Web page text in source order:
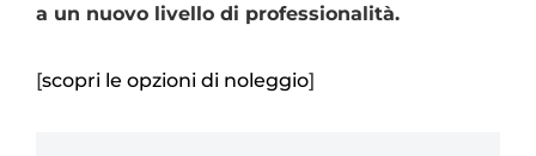
a un nuovo livello di professionalità.
[scopri le opzioni di noleggio]